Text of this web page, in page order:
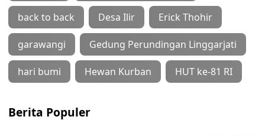
back to back Desa Ilir Erick Thohir
garawangi Gedung Perundingan Linggarjati
hari bumi Hewan Kurban HUT ke-81 RI
Berita Populer